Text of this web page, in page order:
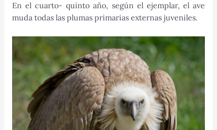
En el cuarto- quinto año, según el ejemplar, el ave
muda todas las plumas primarias externas juveniles.